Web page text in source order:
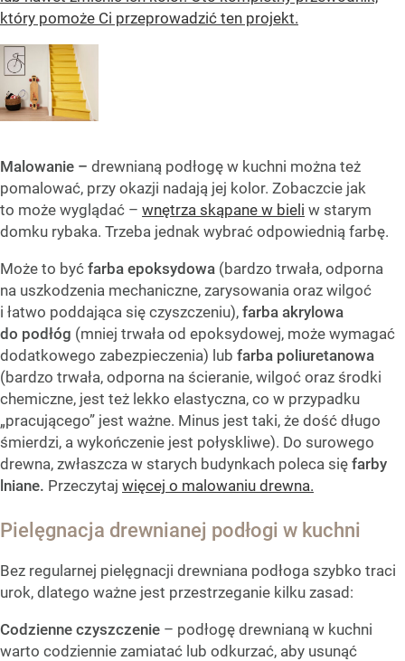
który pomoże Ci przeprowadzić ten projekt.
Malowanie – drewnianą podłogę w kuchni można też
pomalować, przy okazji nadają jej kolor. Zobaczcie jak
to może wyglądać – wnętrza skąpane w bieli w starym
domku rybaka. Trzeba jednak wybrać odpowiednią farbę.
Może to być farba epoksydowa (bardzo trwała, odporna
na uszkodzenia mechaniczne, zarysowania oraz wilgoć
i łatwo poddająca się czyszczeniu), farba akrylowa
do podłóg (mniej trwała od epoksydowej, może wymagać
dodatkowego zabezpieczenia) lub farba poliuretanowa
(bardzo trwała, odporna na ścieranie, wilgoć oraz środki
chemiczne, jest też lekko elastyczna, co w przypadku
„pracującego” jest ważne. Minus jest taki, że dość długo
śmierdzi, a wykończenie jest połyskliwe). Do surowego
drewna, zwłaszcza w starych budynkach poleca się farby
lniane. Przeczytaj więcej o malowaniu drewna.
Pielęgnacja drewnianej podłogi w kuchni
Bez regularnej pielęgnacji drewniana podłoga szybko traci
urok, dlatego ważne jest przestrzeganie kilku zasad:
Codzienne czyszczenie – podłogę drewnianą w kuchni
warto codziennie zamiatać lub odkurzać, aby usunąć